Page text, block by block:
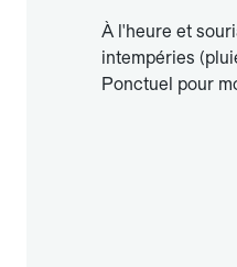
À l'heure et
intempéries
Ponctuel pour